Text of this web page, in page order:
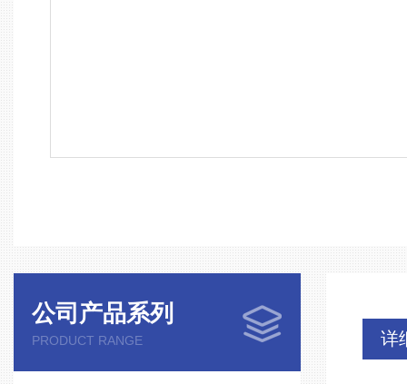
公司产品系列
PRODUCT RANGE 详